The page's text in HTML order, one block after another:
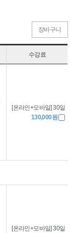
장바구니
수강료
[온라인+모바일] 30일
130,000원
[온라인+모바일] 30일